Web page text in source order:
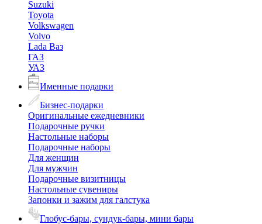
Suzuki
Toyota
Volkswagen
Volvo
Lada Ваз
ГАЗ
УАЗ
Именные подарки
Бизнес-подарки
Оригинальные ежедневники
Подарочные ручки
Настольные наборы
Подарочные наборы
Для женщин
Для мужчин
Подарочные визитницы
Настольные сувениры
Запонки и зажим для галстука
Глобус-бары, сундук-бары, мини бары